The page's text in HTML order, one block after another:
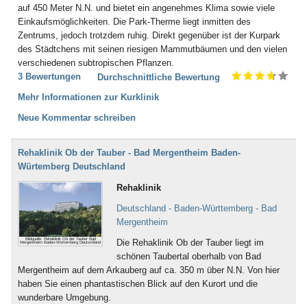
auf 450 Meter N.N. und bietet ein angenehmes Klima sowie viele
Einkaufsmöglichkeiten. Die Park-Therme liegt inmitten des
Zentrums, jedoch trotzdem ruhig. Direkt gegenüber ist der Kurpark
des Städtchens mit seinen riesigen Mammutbäumen und den vielen
verschiedenen subtropischen Pflanzen.
3 Bewertungen
Durchschnittliche Bewertung
Mehr Informationen zur Kurklinik
Neue Kommentar schreiben
Rehaklinik Ob der Tauber - Bad Mergentheim Baden-
Würtemberg Deutschland
Bildquelle: Rehaklinik Ob der Tauber Bad
Mergentheim Baden-Würtemberg Deutschland
Rehaklinik
Deutschland - Baden-Württemberg - Bad
Mergentheim
Die Rehaklinik Ob der Tauber liegt im
schönen Taubertal oberhalb von Bad
Mergentheim auf dem Arkauberg auf ca. 350 m über N.N. Von hier
haben Sie einen phantastischen Blick auf den Kurort und die
wunderbare Umgebung.